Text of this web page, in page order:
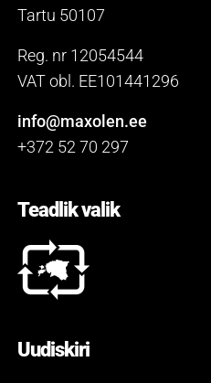
Tartu 50107
Reg. nr 12054544
VAT obl. EE101441296
info@maxolen.ee
+372 52 70 297
Teadlik valik
Uudiskiri